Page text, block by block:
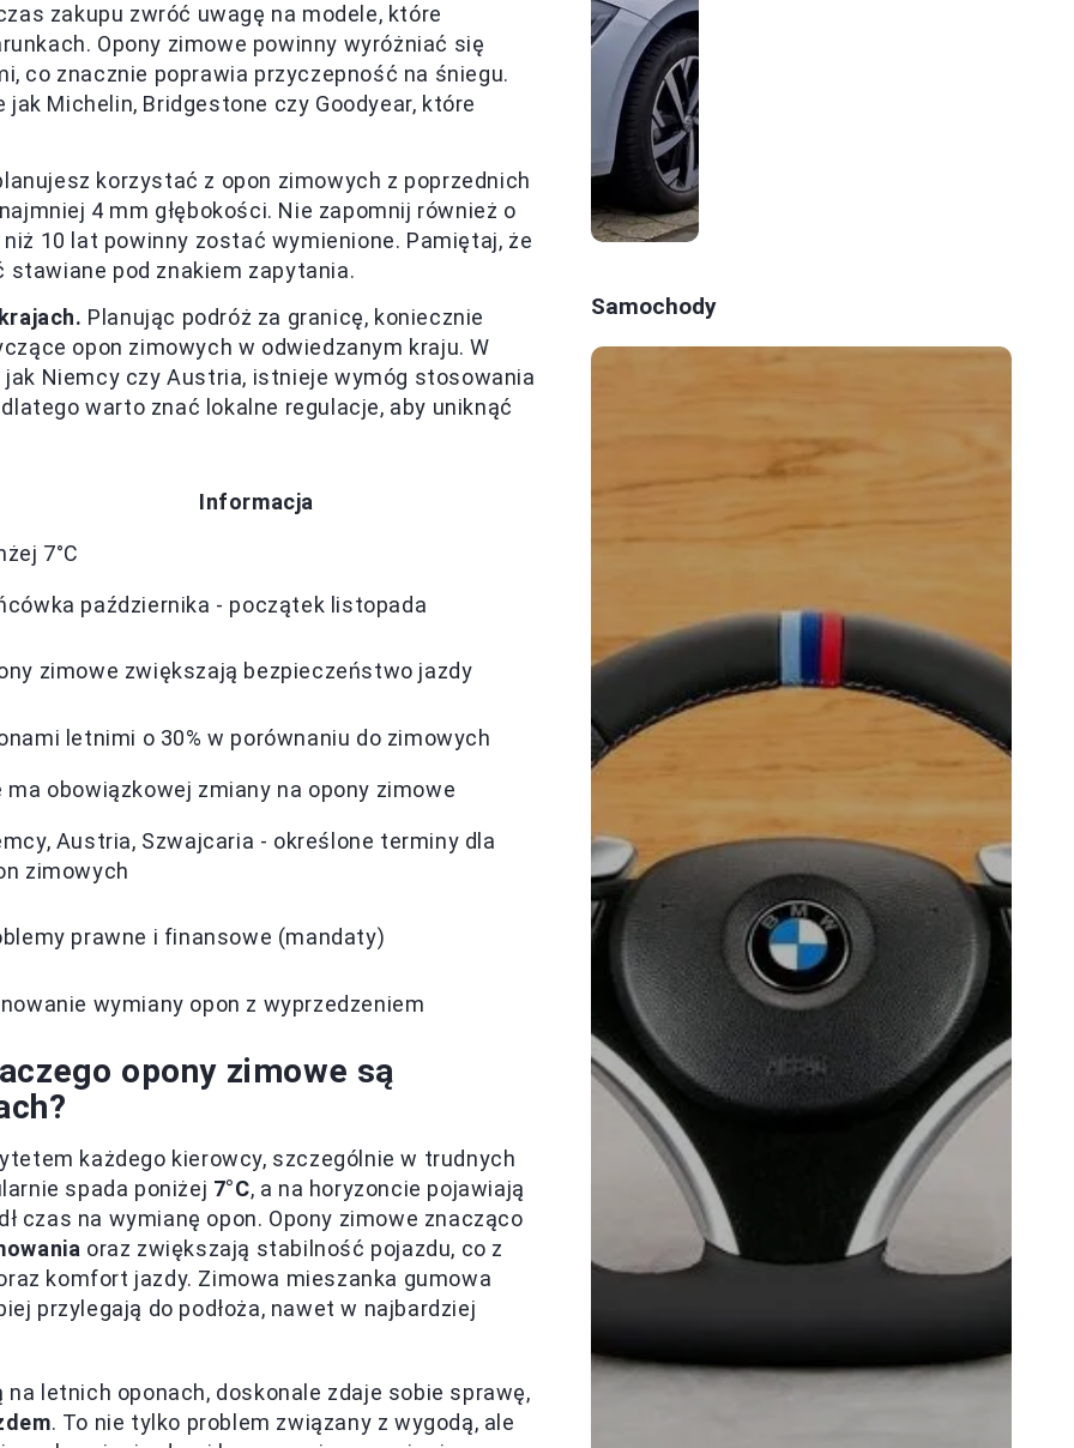
zakupu zwróć uwagę na modele, które
Opony zimowe powinny wyróżniać się
co znacznie poprawia przyczepność na śniegu.
Michelin, Bridgestone czy Goodyear, które
korzystać z opon zimowych z poprzednich
4 mm głębokości. Nie zapomnij również o
10 lat powinny zostać wymienione. Pamiętaj, że
pod znakiem zapytania.
Planując podróż za granicę, koniecznie
opon zimowych w odwiedzanym kraju. W
Niemcy czy Austria, istnieje wymóg stosowania
warto znać lokalne regulacje, aby uniknąć
Informacja
7°C
października - początek listopada
zimowe zwiększają bezpieczeństwo jazdy
letnimi o 30% w porównaniu do zimowych
ma obowiązkowej zmiany na opony zimowe
Austria, Szwajcaria - określone terminy dla
zimowych
prawne i finansowe (mandaty)
wymiany opon z wyprzedzeniem
opony zimowe są
każdego kierowcy, szczególnie w trudnych
spada poniżej 7°C, a na horyzoncie pojawiają
czas na wymianę opon. Opony zimowe znacząco
oraz zwiększają stabilność pojazdu, co z
komfort jazdy. Zimowa mieszanka gumowa
przylegają do podłoża, nawet w najbardziej
letnich oponach, doskonale zdaje sobie sprawę,
. To nie tylko problem związany z wygodą, ale
Samochody